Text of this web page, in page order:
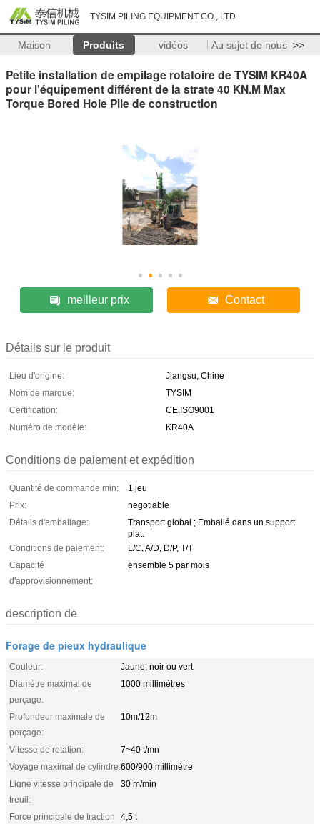
TYSIM PILING EQUIPMENT CO., LTD
Maison Produits vidéos Au sujet de nous >>
Petite installation de empilage rotatoire de TYSIM KR40A
pour l'équipement différent de la strate 40 KN.M Max
Torque Bored Hole Pile de construction
meilleur prix Contact
Détails sur le produit
Lieu d'origine:
Jiangsu, Chine
Nom de marque:
TYSIM
Certification:
CE,ISO9001
Numéro de modèle:
KR40A
Conditions de paiement et expédition
Quantité de commande min:
1 jeu
Prix:
negotiable
Détails d'emballage:
Transport global ; Emballé dans un support
plat.
Conditions de paiement:
L/C, A/D, D/P, T/T
Capacité
d'approvisionnement:
ensemble 5 par mois
description de
Forage de pieux hydraulique
Couleur:
Jaune, noir ou vert
Diamètre maximal de
perçage:
1000 millimètres
Profondeur maximale de
perçage:
10m/12m
Vitesse de rotation:
7~40 t/mn
Voyage maximal de cylindre:600/900 millimètre
Ligne vitesse principale de
treuil:
30 m/min
Force principale de traction
4,5 t